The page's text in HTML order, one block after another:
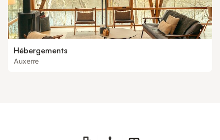
Hébergements
Auxerre